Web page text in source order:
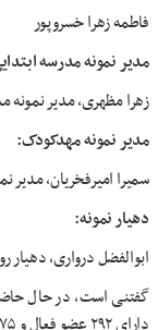
فاطمه زهرا خسروپور
مدیر نمونه مدرسه
زهرا مظهری، مدیر نمونه مدرسه
مدیر نمونه مهدکودک:
سمیرا امیرفخریان، مدیر
دهیار نمونه:
ابوالفضل درواری، دهیار
گفتنی است، در حال